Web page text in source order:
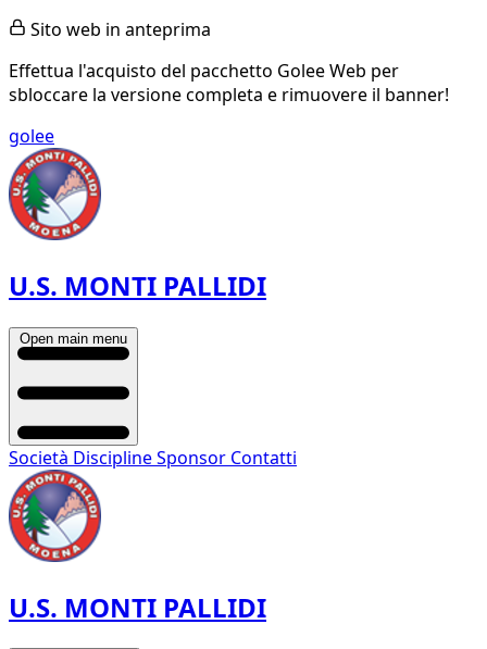
Sito web in anteprima
Effettua l'acquisto del pacchetto Golee Web per
sbloccare la versione completa e rimuovere il banner!
golee
U.S. MONTI PALLIDI
Open main menu
Società DisciplineSponsor Contatti
U.S. MONTI PALLIDI